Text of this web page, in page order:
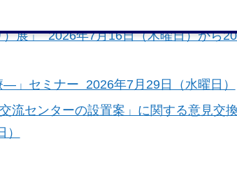
展」 2026年7月16日（木曜日）から
」セミナー 2026年7月29日（水曜日）
流センターの設置案」に関する意見交